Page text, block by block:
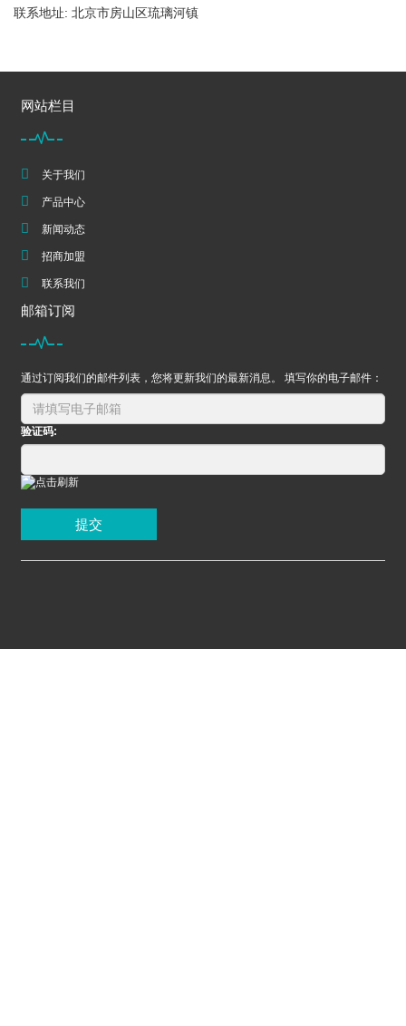
联系地址: 北京市房山区琉璃河镇
网站栏目
关于我们
产品中心
新闻动态
招商加盟
联系我们
邮箱订阅
通过订阅我们的邮件列表，您将更新我们的最新消息。 填写你的电子邮件：
验证码:
提交